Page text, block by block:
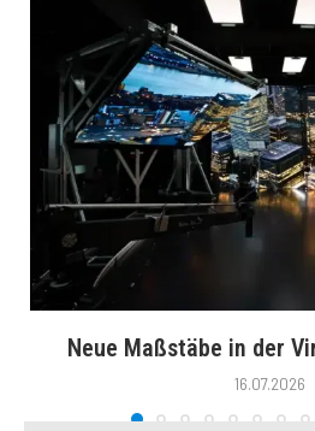
Neue Maßstäbe in der
16.07.2026